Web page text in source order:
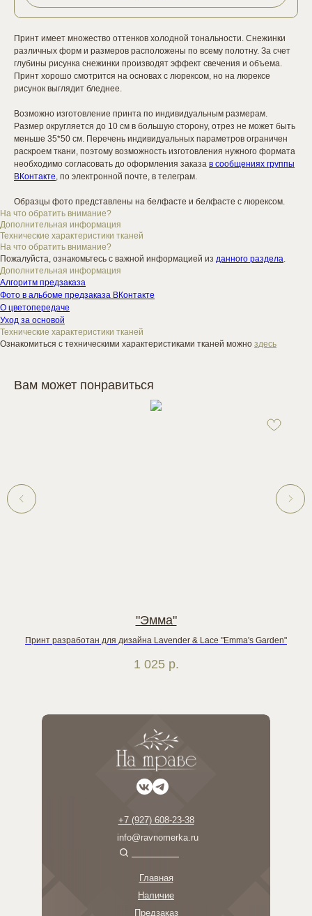
Принт имеет множество оттенков холодной тональности. Снежинки
различных форм и размеров расположены по всему полотну. За счет
глубины рисунка снежинки производят эффект свечения и объема.
Принт хорошо смотрится на основах с люрексом, но на люрексе
рисунок выглядит бледнее.
Возможно изготовление принта по индивидуальным размерам.
Размер округляется до 10 см в большую сторону, отрез не может быть
меньше 35*50 см. Перечень индивидуальных параметров ограничен
раскроем ткани, поэтому возможность изготовления нужного формата
необходимо согласовать до оформления заказа в сообщениях группы
ВКонтакте, по электронной почте, в телеграм.
Образцы фото представлены на белфасте и белфасте с люрексом.
На что обратить внимание?
Дополнительная информация
Технические характеристики тканей
На что обратить внимание?
Пожалуйста, ознакомьтесь с важной информацией из данного раздела.
Дополнительная информация
Алгоритм предзаказа
Фото в альбоме предзаказа ВКонтакте
О цветопередаче
Уход за основой
Технические характеристики тканей
Ознакомиться с техническими характеристиками тканей можно здесь
Вам может понравиться
"Эмма"
Принт разработан для дизайна Lavender & Lace "Emma's Garden"
1 025 р.
+7 (927) 608-23-38
info@ravnomerka.ru
Главная
Наличие
Предзаказ